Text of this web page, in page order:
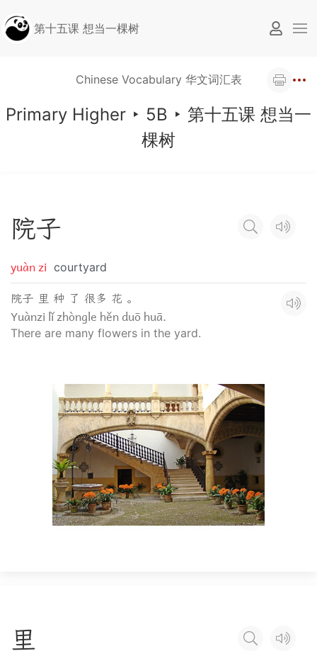
第十五课 想当一棵树
Chinese Vocabulary 华文词汇表
Primary Higher ‣ 5B ‣ 第十五课 想当一
棵树
院子
yuàn zi courtyard
院子 里 种 了 很多 花 。
Yuànzi lǐ zhòngle hěn duō huā.
There are many flowers in the yard.
里